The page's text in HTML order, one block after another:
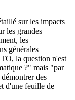
sur les impacts
les grandes
les
générales
la question n'est
?" mais "par
des
d'une feuille de